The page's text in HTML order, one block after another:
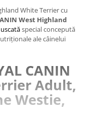
White Terrier cu
West Highland
special concepută
ale câinelui
CANIN
Adult,
Westie,